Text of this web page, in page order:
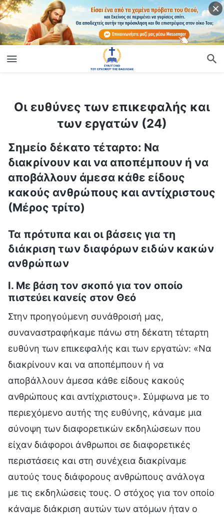
Οι ευθύνες των επικεφαλής και των εργατών (24)
Οι ευθύνες των επικεφαλής και
των εργατών (24)
Σημείο δέκατο τέταρτο: Να
διακρίνουν και να αποπέμπουν ή να
αποβάλλουν άμεσα κάθε είδους
κακούς ανθρώπους και αντίχριστους
(Μέρος τρίτο)
Τα πρότυπα και οι βάσεις για τη
διάκριση των διαφόρων ειδών κακών
ανθρώπων
I. Με βάση τον σκοπό για τον οποίο
πιστεύει κανείς στον Θεό
Στην προηγούμενη συνάθροισή μας,
συναναστραφήκαμε πάνω στη δέκατη τέταρτη
ευθύνη των επικεφαλής και των εργατών: «Να
διακρίνουν και να αποπέμπουν ή να
αποβάλλουν άμεσα κάθε είδους κακούς
ανθρώπους και αντίχριστους». Σύμφωνα με το
περιεχόμενο αυτής της ευθύνης, κάναμε μια
σύνοψη των διαφορετικών εκδηλώσεων που
είχαν διάφοροι άνθρωποι σε διαφορετικές
περιστάσεις και στη συνέχεια διακρίναμε
αυτούς τους διάφορους ανθρώπους ανάλογα
με τις εκδηλώσεις τους. Ο στόχος για τον οποίο
κάναμε διάκριση αυτών των ατόμων ήταν ο